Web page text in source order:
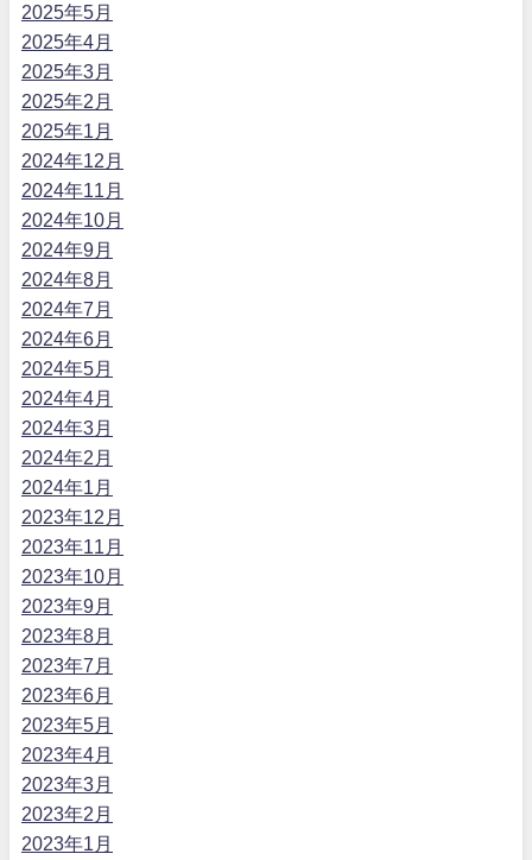
2025年5月
2025年4月
2025年3月
2025年2月
2025年1月
2024年12月
2024年11月
2024年10月
2024年9月
2024年8月
2024年7月
2024年6月
2024年5月
2024年4月
2024年3月
2024年2月
2024年1月
2023年12月
2023年11月
2023年10月
2023年9月
2023年8月
2023年7月
2023年6月
2023年5月
2023年4月
2023年3月
2023年2月
2023年1月